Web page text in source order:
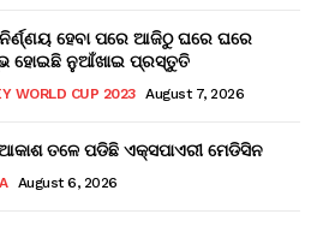
ହେବା ପରେ ଆଜିଠୁ ଘରେ ଘରେ
ହୋଇଛି ନୁଆଁଖାଇ ପ୍ରସ୍ତୁତି
WORLD CUP 2023 August 7, 2026
ତଳେ ପଡିଛି ଏକ୍ସପାଏରୀ ମେଡିସିନ
August 6, 2026